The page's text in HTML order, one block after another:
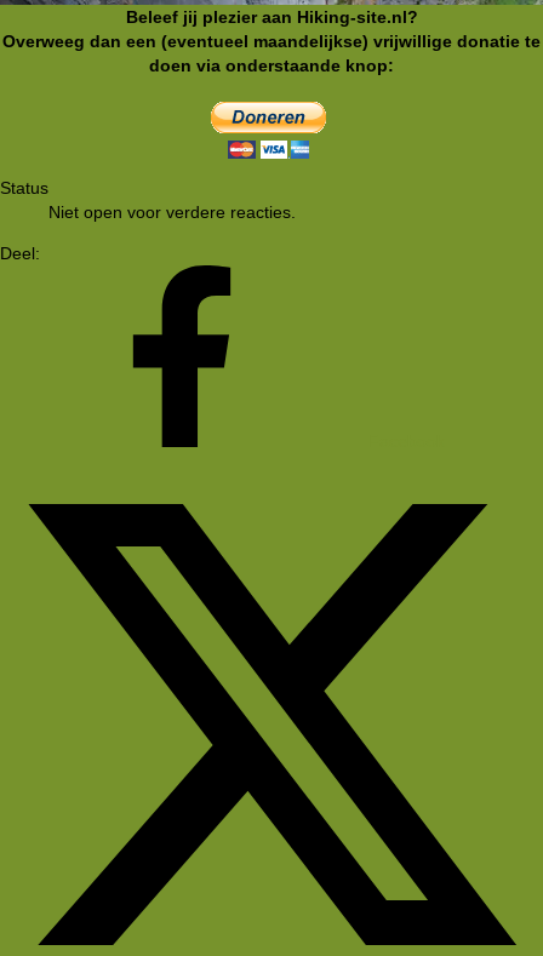
Beleef jij plezier aan Hiking-site.nl?
Overweeg dan een (eventueel maandelijkse) vrijwillige donatie te
doen via onderstaande knop:
Status
Niet open voor verdere reacties.
Deel: